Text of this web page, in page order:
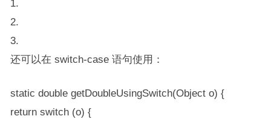
1.
2.
3.
还可以在 switch-case 语句使用：
static double getDoubleUsingSwitch(Object o) {
return switch (o) {